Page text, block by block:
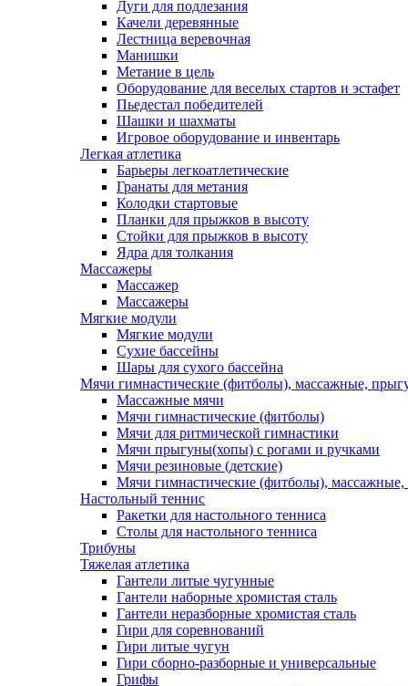
Дуги для подлезания
Качели деревянные
Лестница веревочная
Манишки
Метание в цель
Оборудование для веселых стартов и эстафет
Пьедестал победителей
Шашки и шахматы
Игровое оборудование и инвентарь
Легкая атлетика
Барьеры легкоатлетические
Гранаты для метания
Колодки стартовые
Планки для прыжков в высоту
Стойки для прыжков в высоту
Ядра для толкания
Массажеры
Массажер
Массажеры
Мягкие модули
Мягкие модули
Сухие бассейны
Шары для сухого бассейна
Мячи гимнастические (фитболы), массажные,
Массажные мячи
Мячи гимнастические (фитболы)
Мячи для ритмической гимнастики
Мячи прыгуны(хопы) с рогами и ручками
Мячи резиновые (детские)
Мячи гимнастические (фитболы),
Настольный теннис
Ракетки для настольного тенниса
Столы для настольного тенниса
Трибуны
Тяжелая атлетика
Гантели литые чугунные
Гантели наборные хромистая сталь
Гантели неразборные хромистая сталь
Гири для соревнований
Гири литые чугун
Гири сборно-разборные и универсальные
Грифы